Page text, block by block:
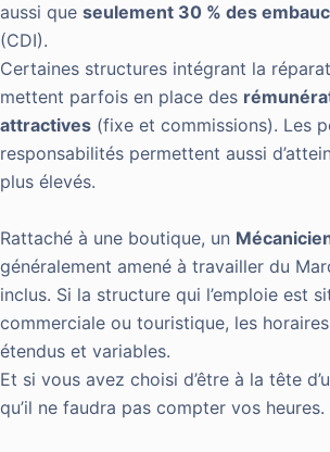
aussi que seulement 30 % des
(CDI).
Certaines structures intégrant la
mettent parfois en place des
attractives (fixe et commissions). Les
responsabilités permettent aussi
plus élevés.
Rattaché à une boutique, un
généralement amené à travailler du
inclus. Si la structure qui l’emploie est
commerciale ou touristique, les
étendus et variables.
Et si vous avez choisi d’être à la tête
qu’il ne faudra pas compter vos heures.